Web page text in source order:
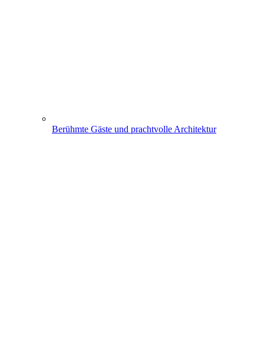
Berühmte Gäste und prachtvolle Architektur